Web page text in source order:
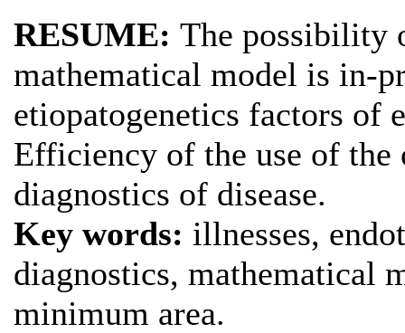
RESUME: Тhe possibility
mathematical model is in-
etiopatogenetics factors of
Efficiency of the use of
diagnostics of disease.
Key words: illnesses,
diagnostics, mathematical
minimum area.